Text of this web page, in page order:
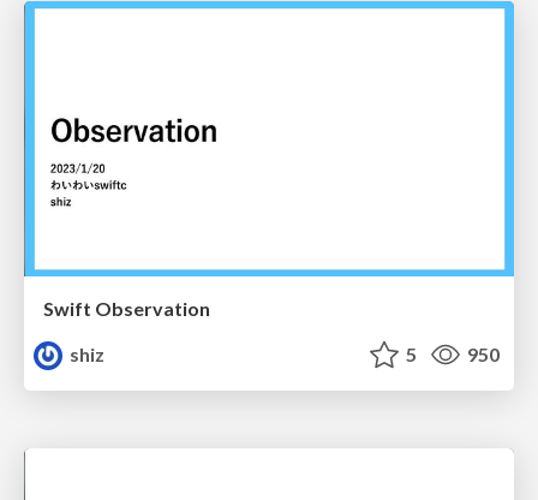
Swift Observation
shiz
5 950